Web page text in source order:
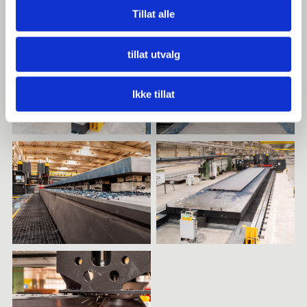
Tillat alle
tillat utvalg
Ikke tillat